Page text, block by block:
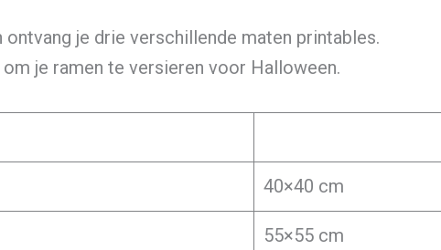
je drie verschillende maten printables.
je ramen te versieren voor Halloween.
40×40 cm
55×55 cm